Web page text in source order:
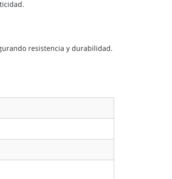
resistencia y durabilidad.